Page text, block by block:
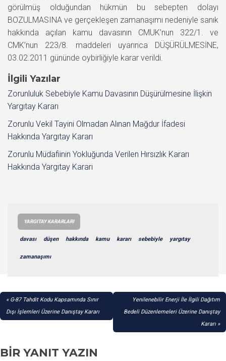
görülmüş olduğundan hükmün bu sebepten dolayı
BOZULMASINA ve gerçekleşen zamanaşımı nedeniyle sanık
hakkında açılan kamu davasının CMUK’nun 322/1. ve
CMK’nun 223/8. maddeleri uyarınca DÜŞÜRÜLMESİNE,
03.02.2011 gününde oybirliğiyle karar verildi.
İlgili Yazılar
Zorunluluk Sebebiyle Kamu Davasının Düşürülmesine İlişkin
Yargıtay Kararı
Zorunlu Vekil Tayini Olmadan Alınan Mağdur İfadesi
Hakkında Yargıtay Kararı
Zorunlu Müdafiinin Yokluğunda Verilen Hırsızlık Kararı
Hakkında Yargıtay Kararı
YARGITAY KARARLARI
davası düşen hakkında kamu kararı sebebiyle yargıtay
zamanaşımı
YAZI
GEZINMESI
G-87 Tahdit Kodu Kapsamında Sınır
Dışı İşlemleri Üzerine Danıştay Kararı
Yenilenebilir Enerji İle İlgili Dağıtım
Bedeli Düzenlemeleri Üzerine Danıştay
Kararı
BIR YANIT YAZIN